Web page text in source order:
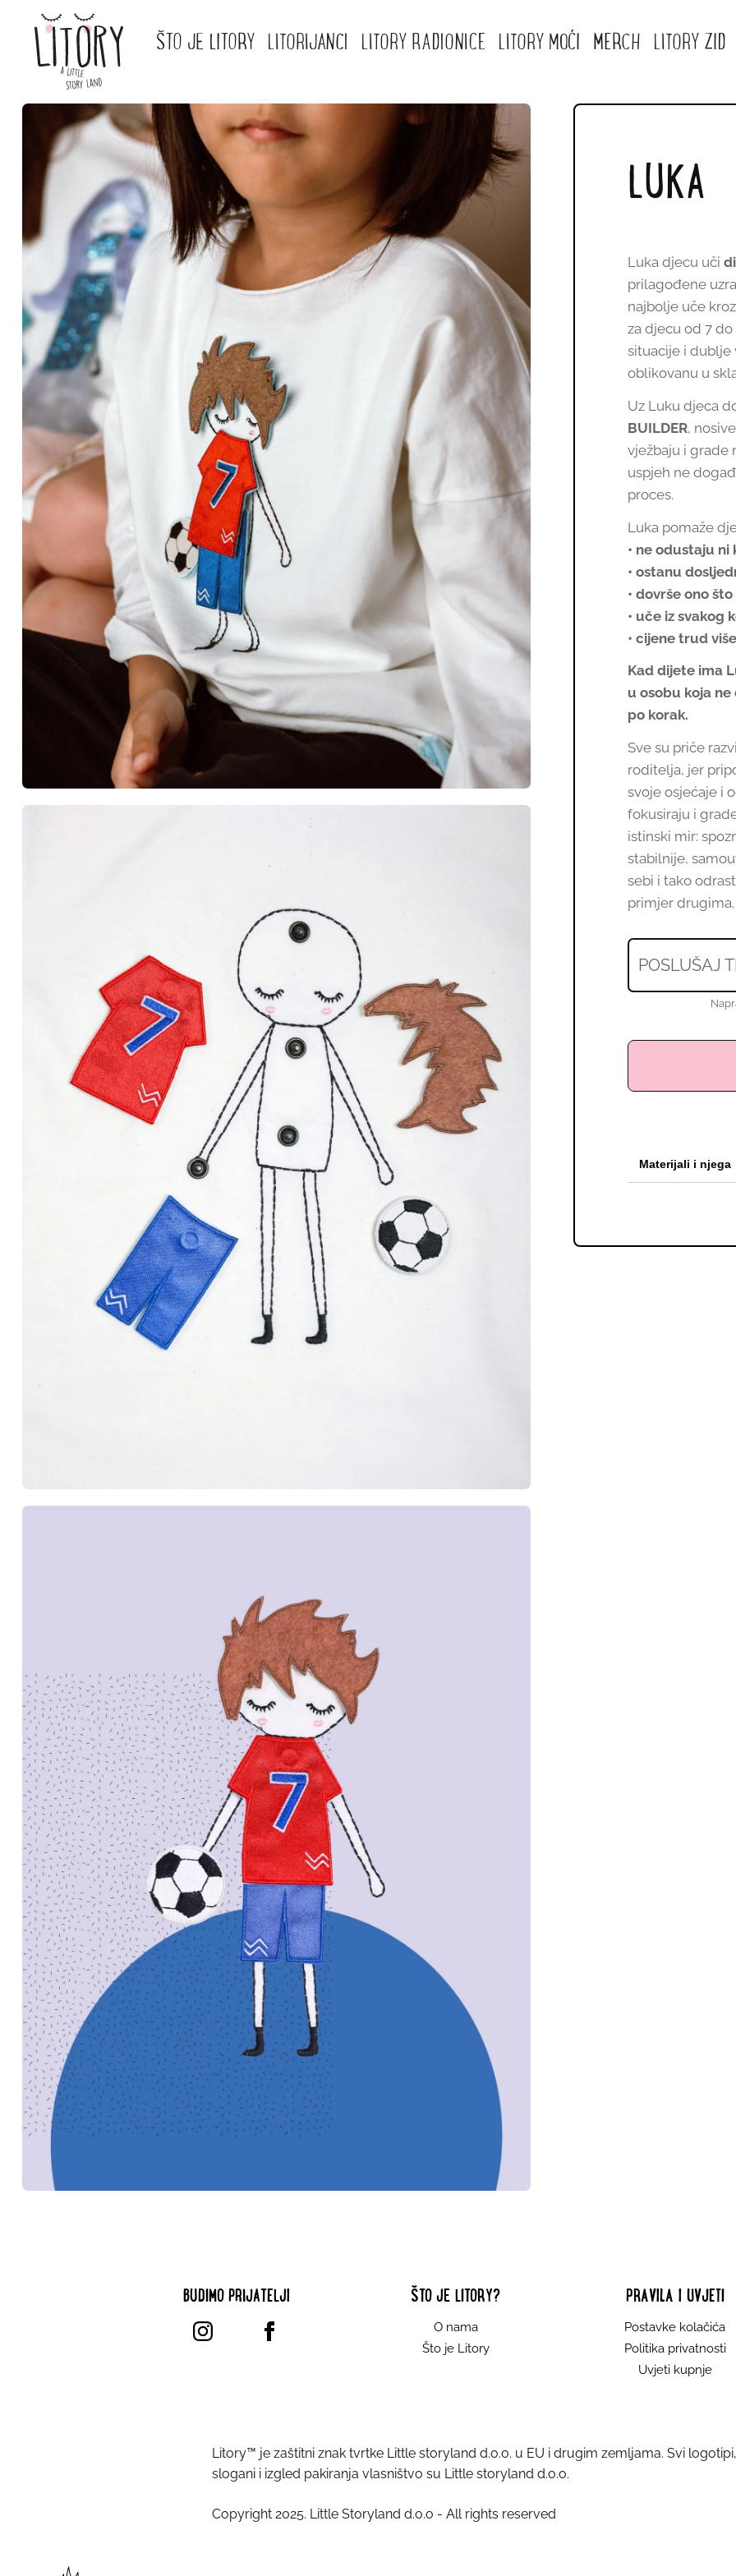
ŠTO JE LITORY LITORIJANCI LITORY RADIONICE LITORY MOĆI MERCH LITORY ZID
LUKA
Luka djecu uči
prilagođene
najbolje uče
za djecu od 7
situacije i dublje
oblikovanu u
Uz Luku djeca
BUILDER,
vježbaju i grade
uspjeh ne
proces.
Luka pomaže
• ne odustaju ni
• ostanu
• dovrše ono
• uče iz svakog
• cijene trud
Kad dijete ima
u osobu koja
po korak.
Sve su priče
roditelja, jer
svoje osjećaje i
fokusiraju i
istinski mir:
stabilnije,
sebi i tako
primjer drugima.
POSLUŠAJ
Materijali i njega
služe za
BUDIMO PRIJATELJI ŠTO JE LITORY?
O nama
Što je Litory
PRAVILA I UVJETI
Postavke kolačića
Politika privatnosti
Uvjeti kupnje
Litory™ je zaštitni znak tvrtke Little storyland d.o.o. u EU i drugim zemljama. Svi
slogani i izgled pakiranja vlasništvo su Little storyland d.o.o.
Copyright 2025. Little Storyland d.o.o - All rights reserved